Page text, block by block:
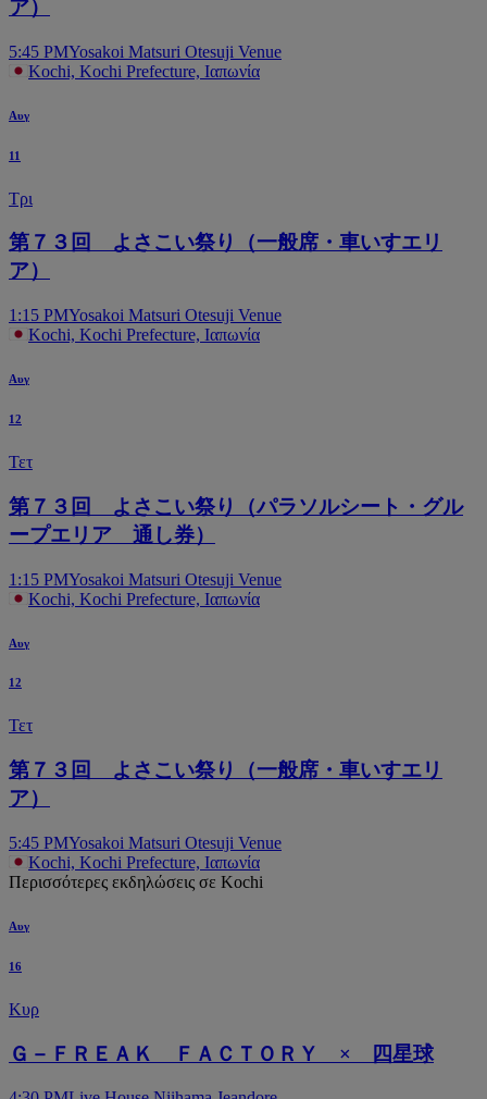
ア）
5:45 PMYosakoi Matsuri Otesuji Venue
Kochi, Kochi Prefecture, Ιαπωνία
Αυγ
11
Τρι
第７３回 よさこい祭り（一般席・車いすエリ
ア）
1:15 PMYosakoi Matsuri Otesuji Venue
Kochi, Kochi Prefecture, Ιαπωνία
Αυγ
12
Τετ
第７３回 よさこい祭り（パラソルシート・グル
ープエリア 通し券）
1:15 PMYosakoi Matsuri Otesuji Venue
Kochi, Kochi Prefecture, Ιαπωνία
Αυγ
12
Τετ
第７３回 よさこい祭り（一般席・車いすエリ
ア）
5:45 PMYosakoi Matsuri Otesuji Venue
Kochi, Kochi Prefecture, Ιαπωνία
Περισσότερες εκδηλώσεις σε Kochi
Αυγ
16
Κυρ
Ｇ－ＦＲＥＡＫ ＦＡＣＴＯＲＹ × 四星球